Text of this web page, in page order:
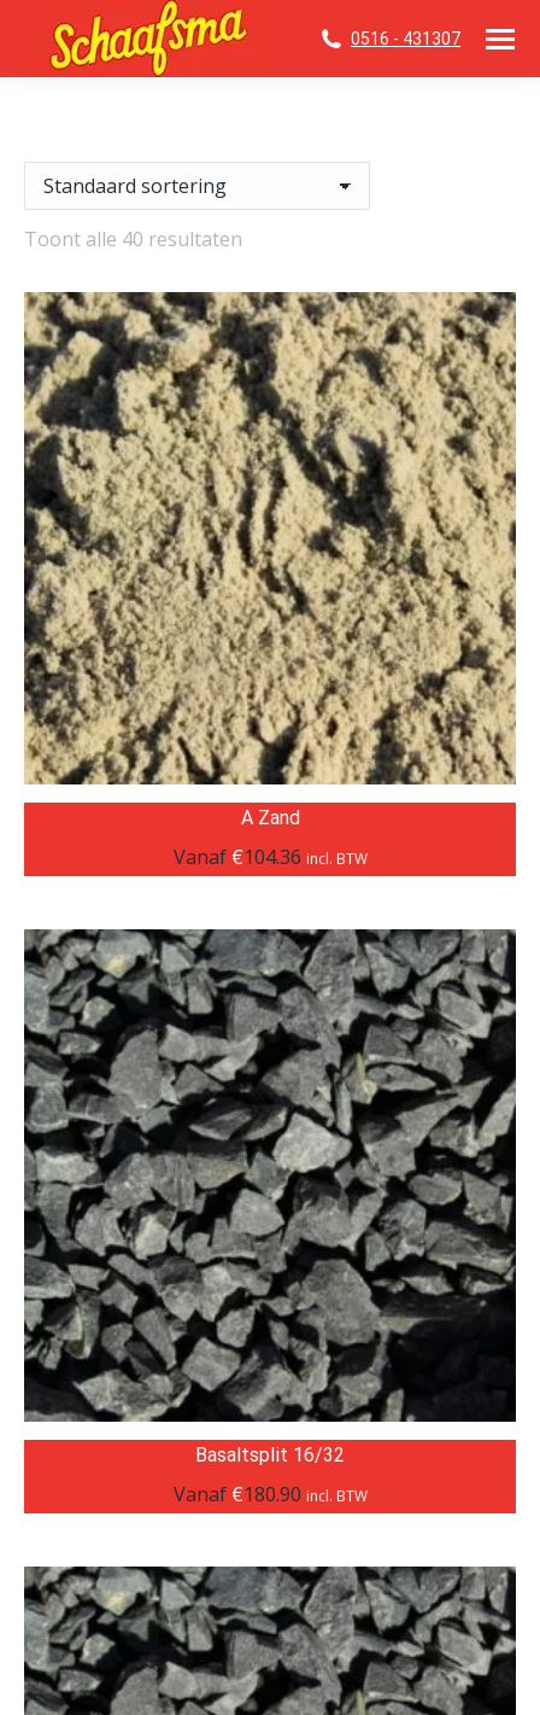
0516 - 431307
Toont alle 40 resultaten
A Zand
Vanaf €104.36 incl. BTW
Basaltsplit 16/32
Vanaf €180.90 incl. BTW